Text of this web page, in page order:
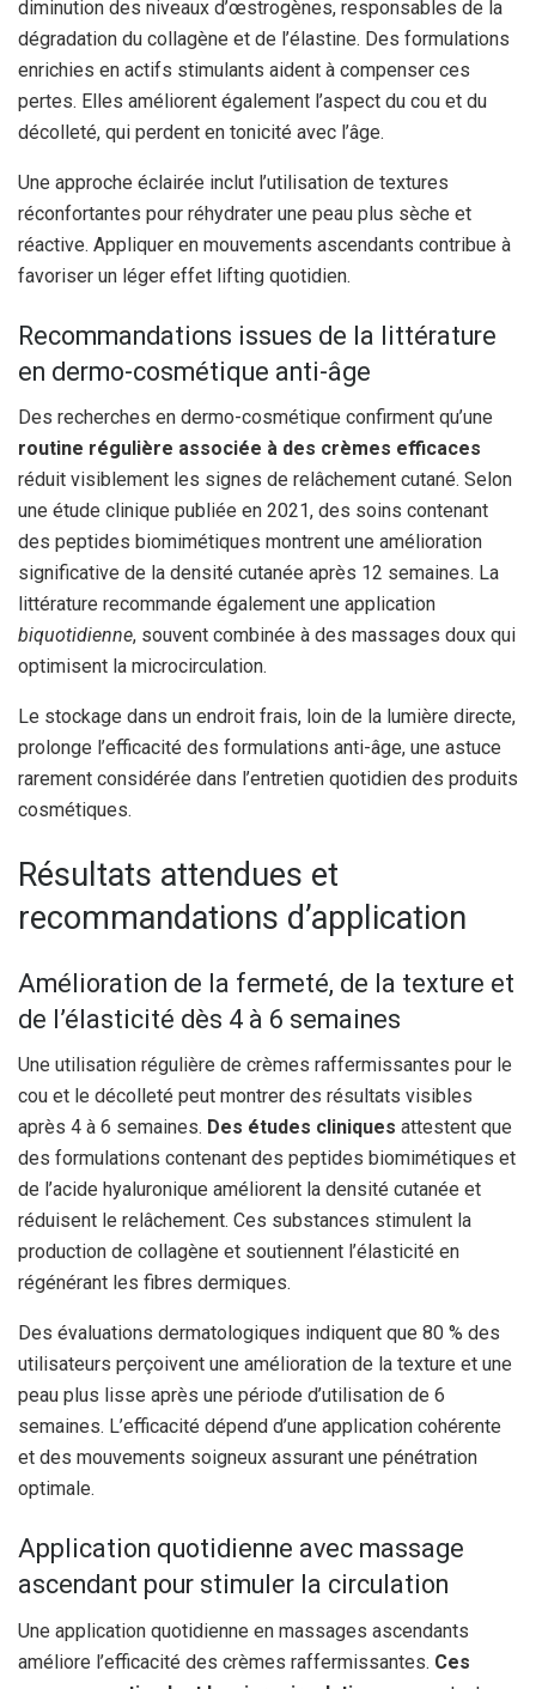
diminution des niveaux d’œstrogènes, responsables de la
dégradation du collagène et de l’élastine. Des formulations
enrichies en actifs stimulants aident à compenser ces
pertes. Elles améliorent également l’aspect du cou et du
décolleté, qui perdent en tonicité avec l’âge.
Une approche éclairée inclut l’utilisation de textures
réconfortantes pour réhydrater une peau plus sèche et
réactive. Appliquer en mouvements ascendants contribue à
favoriser un léger effet lifting quotidien.
Recommandations issues de la littérature
en dermo-cosmétique anti-âge
Des recherches en dermo-cosmétique confirment qu’une
routine régulière associée à des crèmes efficaces
réduit visiblement les signes de relâchement cutané. Selon
une étude clinique publiée en 2021, des soins contenant
des peptides biomimétiques montrent une amélioration
significative de la densité cutanée après 12 semaines. La
littérature recommande également une application
biquotidienne, souvent combinée à des massages doux qui
optimisent la microcirculation.
Le stockage dans un endroit frais, loin de la lumière directe,
prolonge l’efficacité des formulations anti-âge, une astuce
rarement considérée dans l’entretien quotidien des produits
cosmétiques.
Résultats attendues et
recommandations d’application
Amélioration de la fermeté, de la texture et
de l’élasticité dès 4 à 6 semaines
Une utilisation régulière de crèmes raffermissantes pour le
cou et le décolleté peut montrer des résultats visibles
après 4 à 6 semaines. Des études cliniques attestent que
des formulations contenant des peptides biomimétiques et
de l’acide hyaluronique améliorent la densité cutanée et
réduisent le relâchement. Ces substances stimulent la
production de collagène et soutiennent l’élasticité en
régénérant les fibres dermiques.
Des évaluations dermatologiques indiquent que 80 % des
utilisateurs perçoivent une amélioration de la texture et une
peau plus lisse après une période d’utilisation de 6
semaines. L’efficacité dépend d’une application cohérente
et des mouvements soigneux assurant une pénétration
optimale.
Application quotidienne avec massage
ascendant pour stimuler la circulation
Une application quotidienne en massages ascendants
améliore l’efficacité des crèmes raffermissantes. Ces